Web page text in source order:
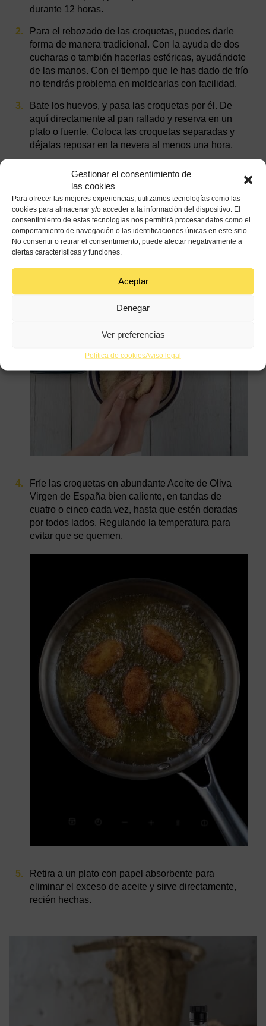
Gestionar el consentimiento de
las cookies
Para ofrecer las mejores experiencias, utilizamos tecnologías como las
cookies para almacenar y/o acceder a la información del dispositivo. El
consentimiento de estas tecnologías nos permitirá procesar datos como el
comportamiento de navegación o las identificaciones únicas en este sitio.
No consentir o retirar el consentimiento, puede afectar negativamente a
ciertas características y funciones.
Aceptar
Denegar
Ver preferencias
Política de cookiesAviso legal
durante 12 horas.
Para el rebozado de las croquetas, puedes darle
forma de manera tradicional. Con la ayuda de dos
cucharas o también hacerlas esféricas, ayudándote
de las manos. Con el tiempo que le has dado de frío
no tendrás problema en moldearlas con facilidad.
Bate los huevos, y pasa las croquetas por él. De
aquí directamente al pan rallado y reserva en un
plato o fuente. Coloca las croquetas separadas y
déjalas reposar en la nevera al menos una hora.
Fríe las croquetas en abundante Aceite de Oliva
Virgen de España bien caliente, en tandas de
cuatro o cinco cada vez, hasta que estén doradas
por todos lados. Regulando la temperatura para
evitar que se quemen.
Retira a un plato con papel absorbente para
eliminar el exceso de aceite y sirve directamente,
recién hechas.